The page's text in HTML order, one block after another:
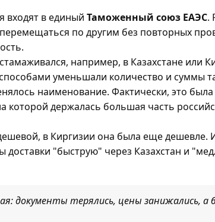
входят в единый Таможенный союз ЕАЭС.
по другим без повторных
например, в Казахстане или
уменьшали количество и суммы
наименование. Фактически, это
которой держалась большая часть
в Киргизии она была еще дешевле.
доставки "быструю" через Казахстан и
документы терялись, цены занижались, а